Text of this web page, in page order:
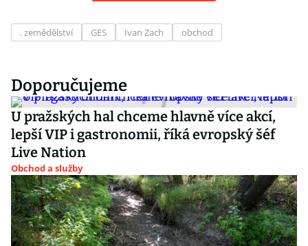
. zemědělství GES Ivan Zach obchod
Doporučujeme
U pražských hal chceme hlavně více akcí,
lepší VIP i gastronomii, říká evropský šéf
Live Nation
Obchod a služby